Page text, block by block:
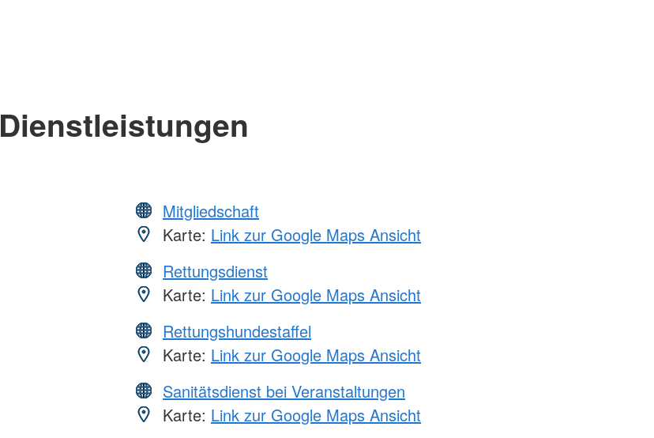
Dienstleistungen
Mitgliedschaft
Karte: Link zur Google Maps Ansicht
Rettungsdienst
Karte: Link zur Google Maps Ansicht
Rettungshundestaffel
Karte: Link zur Google Maps Ansicht
Sanitätsdienst bei Veranstaltungen
Karte: Link zur Google Maps Ansicht